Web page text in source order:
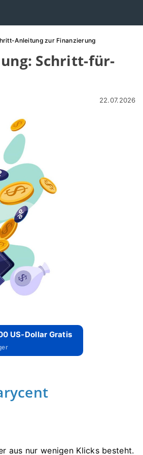
Anleitung zur Finanzierung
Schritt-für-
22.07.2026
US-Dollar Gratis
aus nur wenigen Klicks besteht.